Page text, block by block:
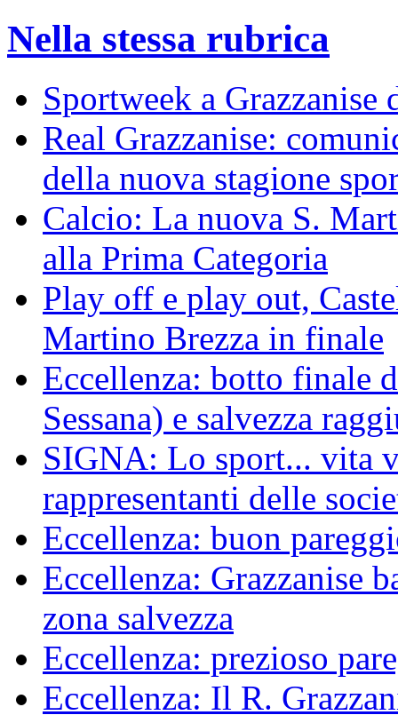
Nella stessa rubrica
Sportweek a
Real Grazzanise:
della nuova stagione
Calcio: La nuova S.
alla Prima Categoria
Play off e play out,
Martino Brezza in finale
Eccellenza: botto finale
Sessana) e salvezza
SIGNA: Lo sport... vita
rappresentanti delle
Eccellenza: buon
Eccellenza: Grazzanise
zona salvezza
Eccellenza: prezioso
Eccellenza: Il R.